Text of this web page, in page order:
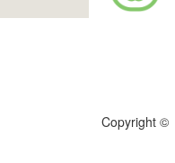
Copyright ©